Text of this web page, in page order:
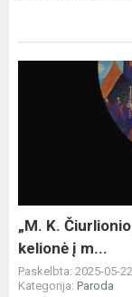
–
kelionė
į
m...
„M. K.
kelionė į m...
Paskelbta: 2025-05-22
Kategorija: Paroda